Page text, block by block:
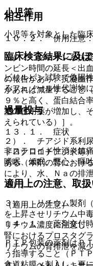
小児等
小児等を対象とした臨
臨床検査結果に及
ビリルビン試験で偽陽
るフェノール性代謝物
過量投与
１３．１． 症状
非ステロイド性消炎鎮
嗜眠、傾眠、悪心・嘔
適用上の注意、取
（適用上の注意）
１４．１． 薬剤交付
ＰＴＰ包装の薬剤はＰ
う指導すること（ＰＴ
相互作用
１０．２． 併用注意：
１）． クマリン系抗
ンビン時間の延長＜出
の報告があり、抗凝血
があれば減量すること
９％と高く、蛋白結合
型の併用薬が増加し、
えられている）］。
２）． チアジド系利
ドロクロロチアジド等
ある（本剤の腎におけ
により、水、Ｎａの排
る）］。
３）． リチウム製剤
を上昇させリチウム中
リチウム濃度に注意し
腎におけるプロスタグ
リチウムの腎排泄を減